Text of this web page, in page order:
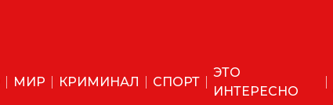
МИР КРИМИНАЛ СПОРТ
ЭТО
ИНТЕРЕСНО